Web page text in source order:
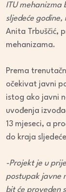
ITU mehanizma
sljedeće
Anita Trbuščić,
mehanizama.
Prema
očekivat javni
istog ako javni
uvođenja
13 mjeseci, a
do kraja
-Projekt je u
postupak javne
bit će proveden